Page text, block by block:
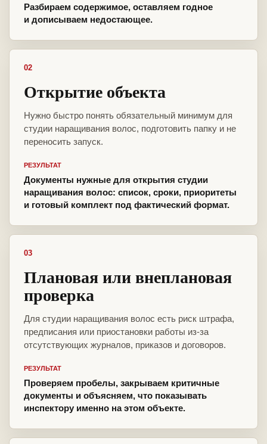
Разбираем содержимое, оставляем годное
и дописываем недостающее.
02
Открытие объекта
Нужно быстро понять обязательный минимум для
студии наращивания волос, подготовить папку и не
переносить запуск.
РЕЗУЛЬТАТ
Документы нужные для открытия студии
наращивания волос: список, сроки, приоритеты
и готовый комплект под фактический формат.
03
Плановая или внеплановая
проверка
Для студии наращивания волос есть риск штрафа,
предписания или приостановки работы из-за
отсутствующих журналов, приказов и договоров.
РЕЗУЛЬТАТ
Проверяем пробелы, закрываем критичные
документы и объясняем, что показывать
инспектору именно на этом объекте.